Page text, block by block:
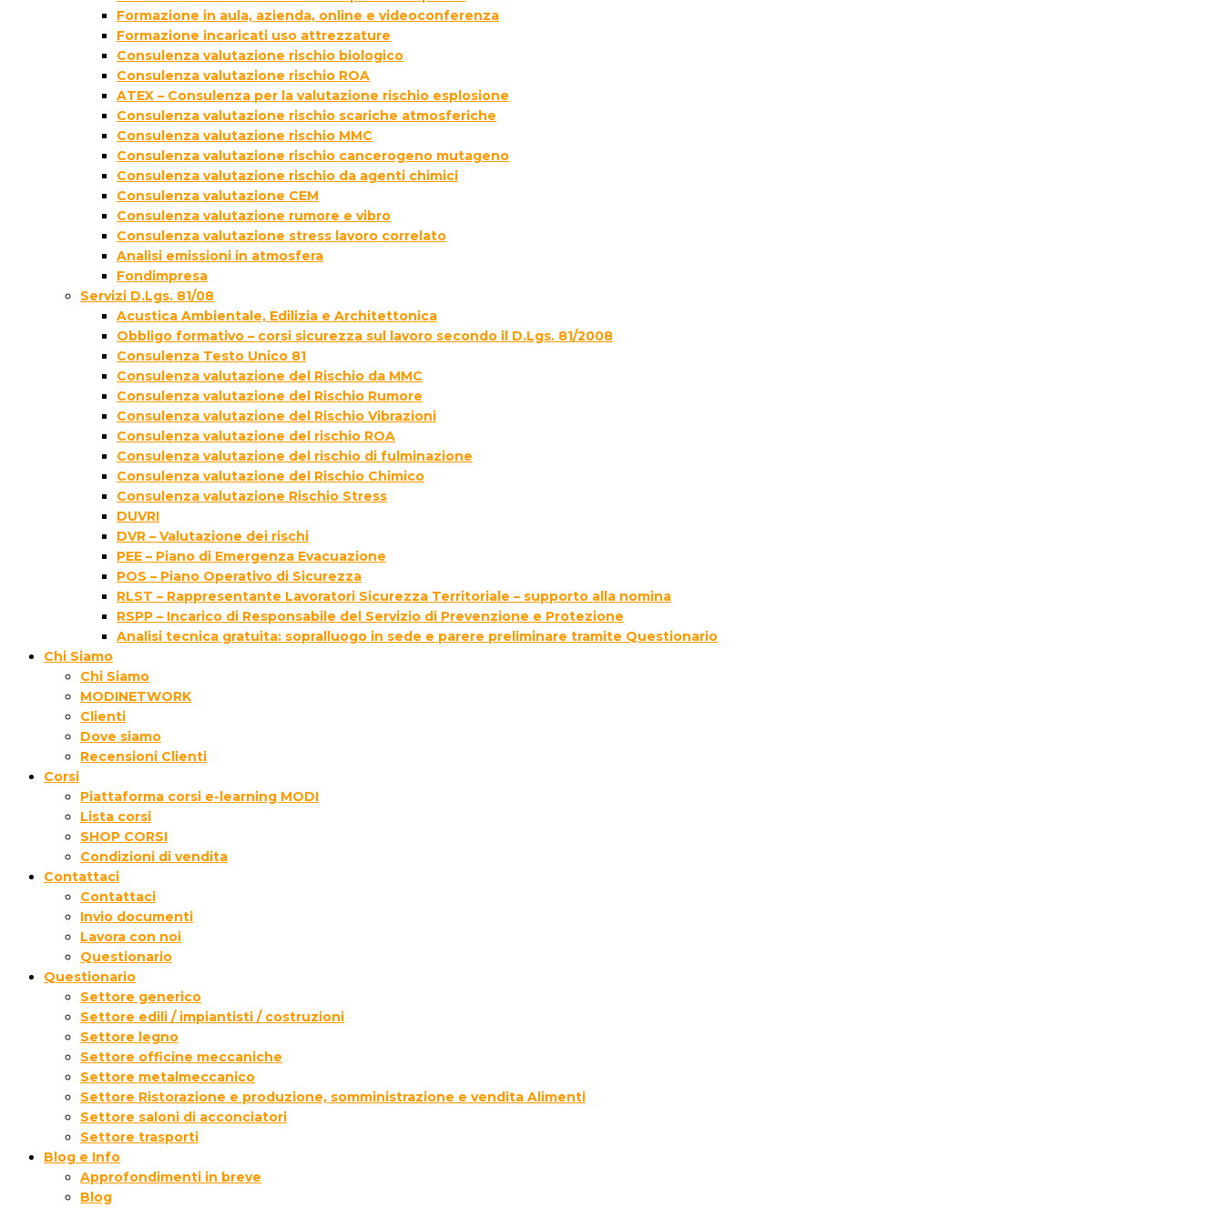
Formazione in aula, azienda, online e videoconferenza
Formazione incaricati uso attrezzature
Consulenza valutazione rischio biologico
Consulenza valutazione rischio ROA
ATEX – Consulenza per la valutazione rischio esplosione
Consulenza valutazione rischio scariche atmosferiche
Consulenza valutazione rischio MMC
Consulenza valutazione rischio cancerogeno mutageno
Consulenza valutazione rischio da agenti chimici
Consulenza valutazione CEM
Consulenza valutazione rumore e vibro
Consulenza valutazione stress lavoro correlato
Analisi emissioni in atmosfera
Fondimpresa
Servizi D.Lgs. 81/08
Acustica Ambientale, Edilizia e Architettonica
Obbligo formativo – corsi sicurezza sul lavoro secondo il D.Lgs. 81/2008
Consulenza Testo Unico 81
Consulenza valutazione del Rischio da MMC
Consulenza valutazione del Rischio Rumore
Consulenza valutazione del Rischio Vibrazioni
Consulenza valutazione del rischio ROA
Consulenza valutazione del rischio di fulminazione
Consulenza valutazione del Rischio Chimico
Consulenza valutazione Rischio Stress
DUVRI
DVR – Valutazione dei rischi
PEE – Piano di Emergenza Evacuazione
POS – Piano Operativo di Sicurezza
RLST – Rappresentante Lavoratori Sicurezza Territoriale – supporto alla nomina
RSPP – Incarico di Responsabile del Servizio di Prevenzione e Protezione
Analisi tecnica gratuita: sopralluogo in sede e parere preliminare tramite Questionario
Chi Siamo
Chi Siamo
MODINETWORK
Clienti
Dove siamo
Recensioni Clienti
Corsi
Piattaforma corsi e-learning MODI
Lista corsi
SHOP CORSI
Condizioni di vendita
Contattaci
Contattaci
Invio documenti
Lavora con noi
Questionario
Questionario
Settore generico
Settore edili / impiantisti / costruzioni
Settore legno
Settore officine meccaniche
Settore metalmeccanico
Settore Ristorazione e produzione, somministrazione e vendita Alimenti
Settore saloni di acconciatori
Settore trasporti
Blog e Info
Approfondimenti in breve
Blog